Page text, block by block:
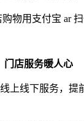
购物用支付宝 ar
门店服务暖人心
上线下服务，